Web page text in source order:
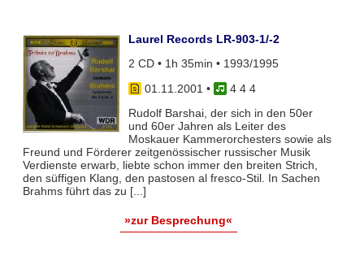
Laurel Records LR-903-1/-2
2 CD • 1h 35min • 1993/1995
01.11.2001 •
4 4 4
Rudolf Barshai, der sich in den 50er
und 60er Jahren als Leiter des
Moskauer Kammerorchesters sowie als
Freund und Förderer zeitgenössischer russischer Musik
Verdienste erwarb, liebte schon immer den breiten Strich,
den süffigen Klang, den pastosen al fresco-Stil. In Sachen
Brahms führt das zu [...]
»zur Besprechung«